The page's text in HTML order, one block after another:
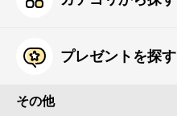
プレゼントを探す
その他